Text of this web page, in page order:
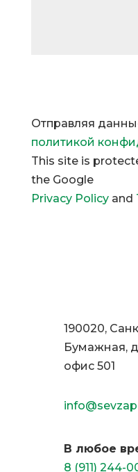
Отправляя
политикой
This site is
the Google
Privacy Policyand
190020,
Бумажная,
офис 501
В любое
8 (911) 244-